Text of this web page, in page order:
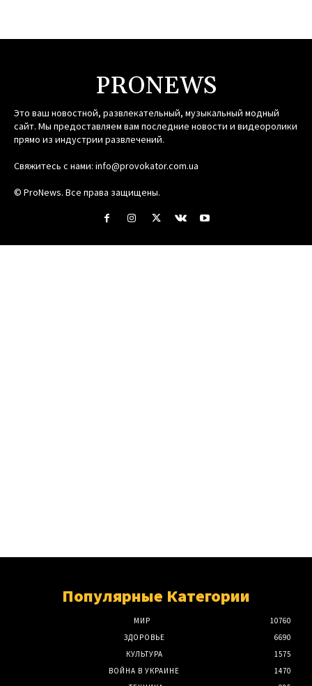
PRONEWS
Это ваш новостной, развлекательный, музыкальный модный
сайт. Мы предоставляем вам последние новости и видеоролики
прямо из индустрии развлечений.
Свяжитесь с нами: info@provokator.com.ua
© ProNews. Все права защищены.
Популярные Категории
МИР
10760
ЗДОРОВЬЕ
6690
КУЛЬТУРА
1575
ВОЙНА В УКРАИНЕ
1470